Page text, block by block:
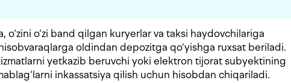
o‘zini o‘zi band qilgan kuryerlar va taksi haydovchilariga
oldindan depozitga qo‘yishga ruxsat beriladi.
yetkazib beruvchi yoki elektron tijorat subyektining
inkassatsiya qilish uchun hisobdan chiqariladi.